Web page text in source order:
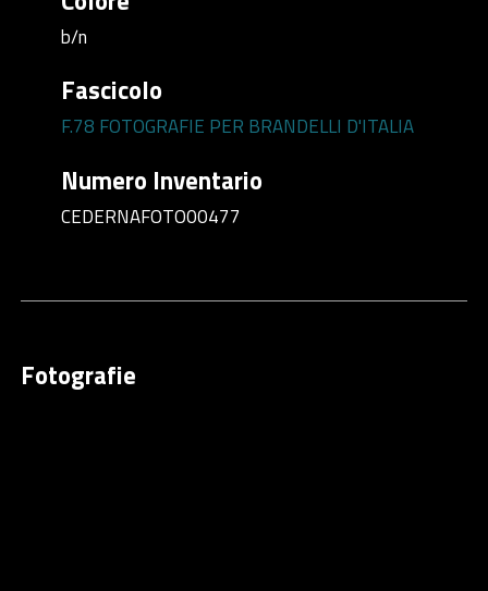
b/n
Fascicolo
F.78 FOTOGRAFIE PER BRANDELLI D'ITALIA
Numero Inventario
CEDERNAFOTO00477
Fotografie